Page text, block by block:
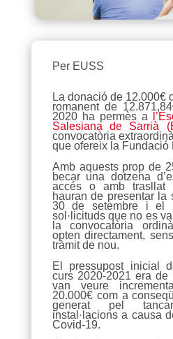
Per EUSS
La donació de 12.000€
romanent de
2020 ha permès a
Salesiana de Sarrià
convocatòria
que ofereix la Fundació
Amb aquests prop de
becar una dotzena
accés o amb trasllat
hauran de presentar la
30 de setembre i el
sol·licituds que no es
la convocatòria
opten directament,
tràmit de nou.
El pressupost inicial
curs 2020-2021 era de
van veure
20.000€ com a
generat pel
instal·lacions a causa
Covid-19.